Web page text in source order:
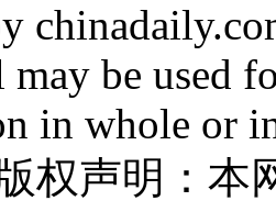
may be used
in whole or
权声明：